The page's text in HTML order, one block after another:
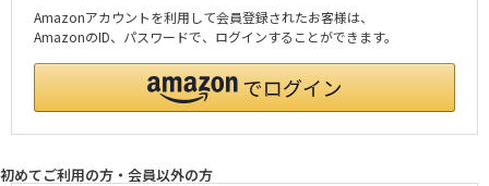
Amazonアカウントを利用して会員登録されたお客様は、
AmazonのID、パスワードで、ログインすることができます。
初めてご利用の方・会員以外の方